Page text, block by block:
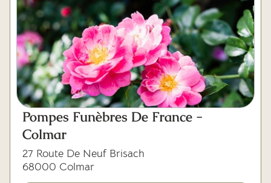
Pompes Funèbres De France -
Colmar
27 Route De Neuf Brisach
68000 Colmar